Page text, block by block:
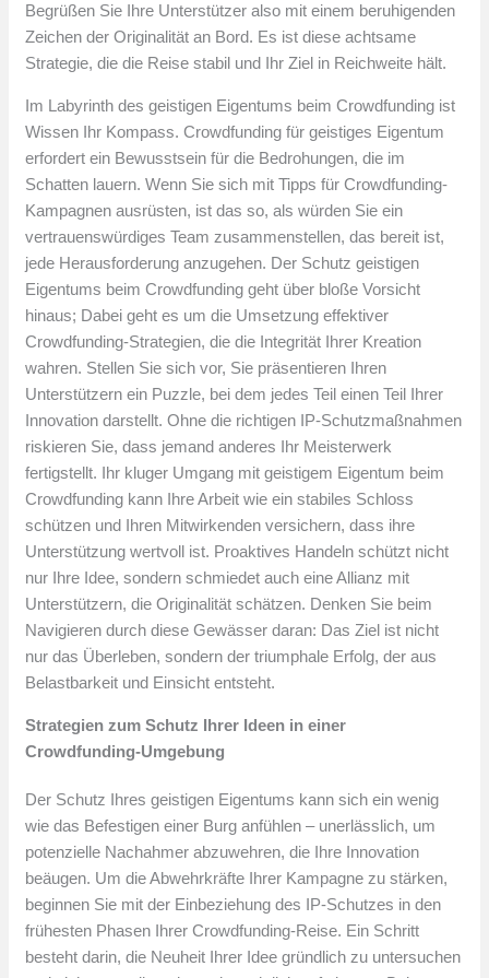
Begrüßen Sie Ihre Unterstützer also mit einem beruhigenden
Zeichen der Originalität an Bord. Es ist diese achtsame
Strategie, die die Reise stabil und Ihr Ziel in Reichweite hält.
Im Labyrinth des geistigen Eigentums beim Crowdfunding ist
Wissen Ihr Kompass. Crowdfunding für geistiges Eigentum
erfordert ein Bewusstsein für die Bedrohungen, die im
Schatten lauern. Wenn Sie sich mit Tipps für Crowdfunding-
Kampagnen ausrüsten, ist das so, als würden Sie ein
vertrauenswürdiges Team zusammenstellen, das bereit ist,
jede Herausforderung anzugehen. Der Schutz geistigen
Eigentums beim Crowdfunding geht über bloße Vorsicht
hinaus; Dabei geht es um die Umsetzung effektiver
Crowdfunding-Strategien, die die Integrität Ihrer Kreation
wahren. Stellen Sie sich vor, Sie präsentieren Ihren
Unterstützern ein Puzzle, bei dem jedes Teil einen Teil Ihrer
Innovation darstellt. Ohne die richtigen IP-Schutzmaßnahmen
riskieren Sie, dass jemand anderes Ihr Meisterwerk
fertigstellt. Ihr kluger Umgang mit geistigem Eigentum beim
Crowdfunding kann Ihre Arbeit wie ein stabiles Schloss
schützen und Ihren Mitwirkenden versichern, dass ihre
Unterstützung wertvoll ist. Proaktives Handeln schützt nicht
nur Ihre Idee, sondern schmiedet auch eine Allianz mit
Unterstützern, die Originalität schätzen. Denken Sie beim
Navigieren durch diese Gewässer daran: Das Ziel ist nicht
nur das Überleben, sondern der triumphale Erfolg, der aus
Belastbarkeit und Einsicht entsteht.
Strategien zum Schutz Ihrer Ideen in einer
Crowdfunding-Umgebung
Der Schutz Ihres geistigen Eigentums kann sich ein wenig
wie das Befestigen einer Burg anfühlen – unerlässlich, um
potenzielle Nachahmer abzuwehren, die Ihre Innovation
beäugen. Um die Abwehrkräfte Ihrer Kampagne zu stärken,
beginnen Sie mit der Einbeziehung des IP-Schutzes in den
frühesten Phasen Ihrer Crowdfunding-Reise. Ein Schritt
besteht darin, die Neuheit Ihrer Idee gründlich zu untersuchen